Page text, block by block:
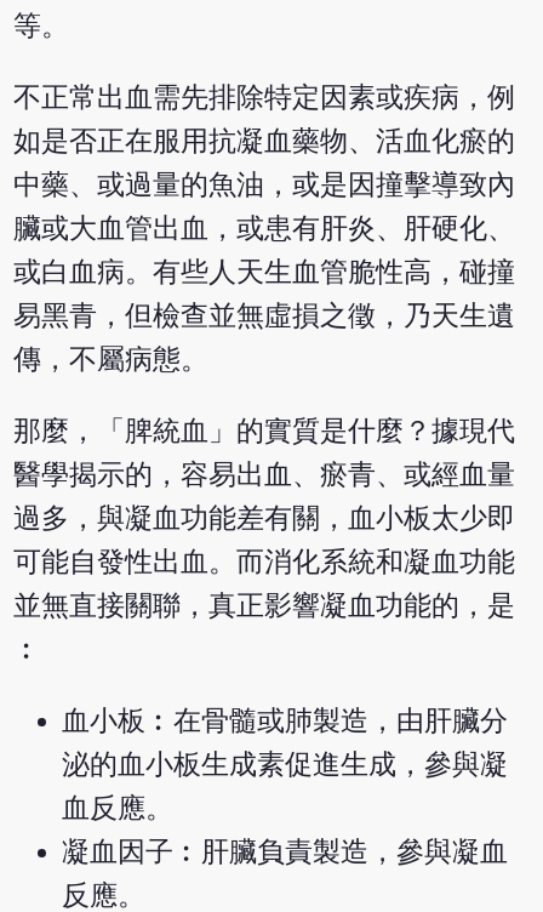
等。
不正常出血需先排除特定因素或疾病，例
如是否正在服用抗凝血藥物、活血化瘀的
中藥、或過量的魚油，或是因撞擊導致內
臟或大血管出血，或患有肝炎、肝硬化、
或白血病。有些人天生血管脆性高，碰撞
易黑青，但檢查並無虛損之徵，乃天生遺
傳，不屬病態。
那麼，「脾統血」的實質是什麼？據現代
醫學揭示的，容易出血、瘀青、或經血量
過多，與凝血功能差有關，血小板太少即
可能自發性出血。而消化系統和凝血功能
並無直接關聯，真正影響凝血功能的，是
︰
血小板︰在骨髓或肺製造，由肝臟分
泌的血小板生成素促進生成，參與凝
血反應。
凝血因子︰肝臟負責製造，參與凝血
反應。